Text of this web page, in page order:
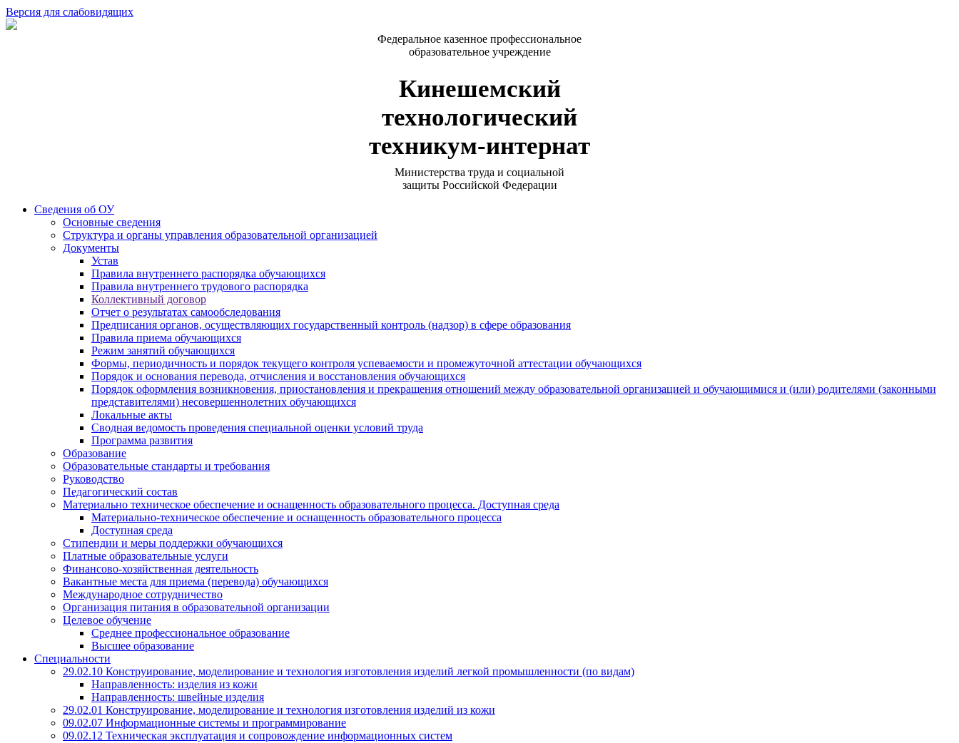
Версия для слабовидящих
Федеральное казенное профессиональное
образовательное учреждение
Кинешемский
технологический
техникум-интернат
Министерства труда и социальной
защиты Российской Федерации
Сведения об ОУ
Основные сведения
Структура и органы управления образовательной организацией
Документы
Устав
Правила внутреннего распорядка обучающихся
Правила внутреннего трудового распорядка
Коллективный договор
Отчет о результатах самообследования
Предписания органов, осуществляющих государственный контроль (надзор) в сфере образования
Правила приема обучающихся
Режим занятий обучающихся
Формы, периодичность и порядок текущего контроля успеваемости и промежуточной аттестации обучающихся
Порядок и основания перевода, отчисления и восстановления обучающихся
Порядок оформления возникновения, приостановления и прекращения отношений между образовательной организацией и обучающимися и (или) родителями (законными
представителями) несовершеннолетних обучающихся
Локальные акты
Сводная ведомость проведения специальной оценки условий труда
Программа развития
Образование
Образовательные стандарты и требования
Руководство
Педагогический состав
Материально техническое обеспечение и оснащенность образовательного процесса. Доступная среда
Материально-техническое обеспечение и оснащенность образовательного процесса
Доступная среда
Стипендии и меры поддержки обучающихся
Платные образовательные услуги
Финансово-хозяйственная деятельность
Вакантные места для приема (перевода) обучающихся
Международное сотрудничество
Организация питания в образовательной организации
Целевое обучение
Среднее профессиональное образование
Высшее образование
Специальности
29.02.10 Конструирование, моделирование и технология изготовления изделий легкой промышленности (по видам)
Направленность: изделия из кожи
Направленность: швейные изделия
29.02.01 Конструирование, моделирование и технология изготовления изделий из кожи
09.02.07 Информационные системы и программирование
09.02.12 Техническая эксплуатация и сопровождение информационных систем